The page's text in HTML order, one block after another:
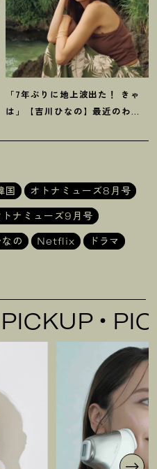
「7年ぶりに地上波出た ！
きゃ
は」【吉川ひなの】最近のわた
国
オトナミューズ8月号
トナミューズ9月号
の Netflix
ドラマ
PICKUP